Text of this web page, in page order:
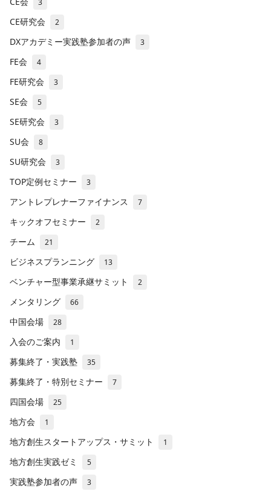
3
CE研究会 2
DXアカデミー実践塾参加者の声 3
FE会 4
FE研究会 3
SE会 5
SE研究会 3
SU会 8
SU研究会 3
TOP定例セミナー 3
アントレプレナーファイナンス 7
キックオフセミナー 2
チーム 21
ビジネスプランニング 13
ベンチャー型事業承継サミット 2
メンタリング 66
中国会場 28
入会のご案内 1
募集終了・実践塾 35
募集終了・特別セミナー 7
四国会場 25
地方会 1
地方創生スタートアップス・サミット 1
地方創生実践ゼミ 5
実践塾参加者の声 3